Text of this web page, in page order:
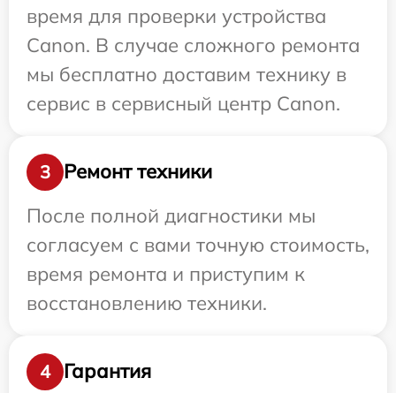
время для проверки устройства
Canon. В случае сложного ремонта
мы бесплатно доставим технику в
сервис в сервисный центр Canon.
3
Ремонт техники
После полной диагностики мы
согласуем с вами точную стоимость,
время ремонта и приступим к
восстановлению техники.
4
Гарантия